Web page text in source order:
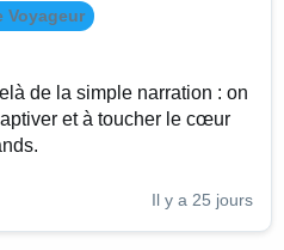
Voyageur
de la simple narration : on
et à toucher le cœur
Il y a 25 jours